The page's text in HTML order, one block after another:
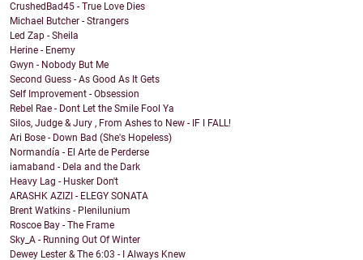
CrushedBad45 - True Love Dies
Michael Butcher - Strangers
Led Zap - Sheila
Herine - Enemy
Gwyn - Nobody But Me
Second Guess - As Good As It Gets
Self Improvement - Obsession
Rebel Rae - Dont Let the Smile Fool Ya
Silos, Judge & Jury , From Ashes to New - IF I FALL!
Ari Bose - Down Bad (She's Hopeless)
Normandía - El Arte de Perderse
iamaband - Dela and the Dark
Heavy Lag - Husker Don't
ARASHK AZIZI - ELEGY SONATA
Brent Watkins - Plenilunium
Roscoe Bay - The Frame
Sky_A - Running Out Of Winter
Dewey Lester & The 6:03 - I Always Knew